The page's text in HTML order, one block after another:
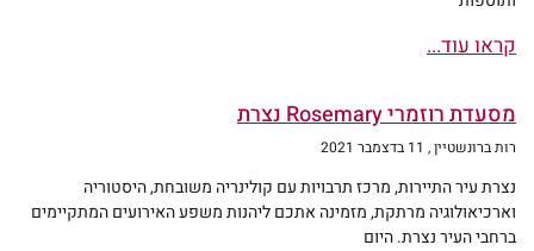
קראו עוד...
מסעדת רוזמרי Rosemary נצרת
רות ברונשטיין 11 בדצמבר 2021
נצרת עיר התיירות, מרכז תרבויות עם קולינריה משובחת, היסטוריה
וארכיאולוגיה מרתקת, מזמינה אתכם ליהנות משפע האירועים המתקיימים
ברחבי העיר נצרת. היום